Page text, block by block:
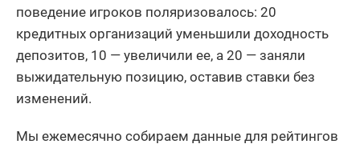
поведение игроков поляризовалось: 20
кредитных организаций уменьшили доходность
депозитов, 10 — увеличили ее, а 20 — заняли
выжидательную позицию, оставив ставки без
изменений.
Мы ежемесячно собираем данные для рейтингов